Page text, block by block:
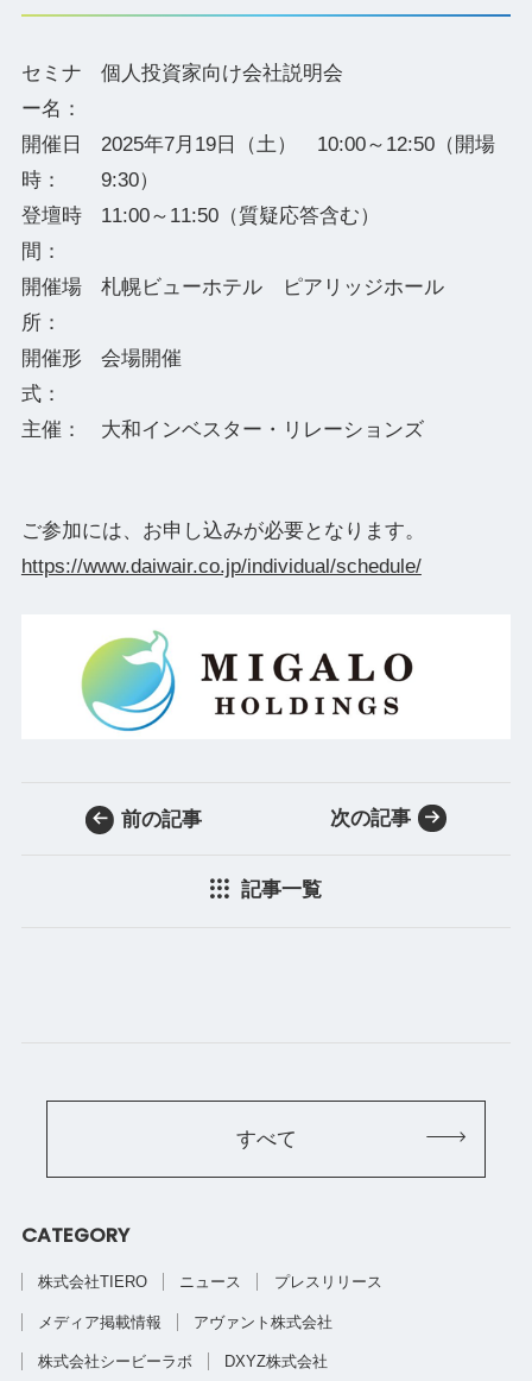
セミナ
ー名：
個人投資家向け会社説明会
開催日
時：
2025年7月19日（土） 10:00～12:50（開場
9:30）
登壇時
間：
11:00～11:50（質疑応答含む）
開催場
所：
札幌ビューホテル ピアリッジホール
開催形
式：
会場開催
主催： 大和インベスター・リレーションズ
ご参加には、お申し込みが必要となります。
https://www.daiwair.co.jp/individual/schedule/
前の記事
記事一覧
次の記事
すべて
CATEGORY
株式会社TIERO ニュース プレスリリース
メディア掲載情報 アヴァント株式会社
株式会社シービーラボ DXYZ株式会社